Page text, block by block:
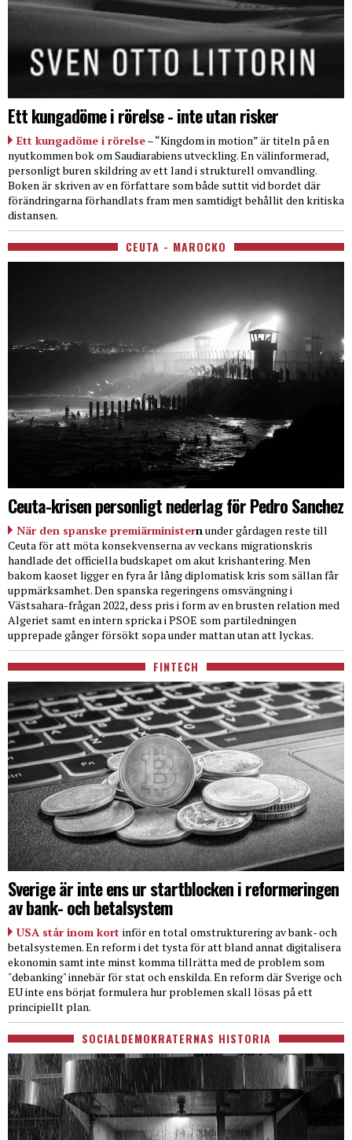
Ett kungadöme i rörelse - inte utan risker
Ett kungadöme i rörelse– “Kingdom in motion” är titeln på en
nyutkommen bok om Saudiarabiens utveckling. En välinformerad,
personligt buren skildring av ett land i strukturell omvandling.
Boken är skriven av en författare som både suttit vid bordet där
förändringarna förhandlats fram men samtidigt behållit den kritiska
distansen.
CEUTA - MAROCKO
Ceuta-krisen personligt nederlag för Pedro Sanchez
När den spanske premiärministern under gårdagen reste till
Ceuta för att möta konsekvenserna av veckans migrationskris
handlade det officiella budskapet om akut krishantering. Men
bakom kaoset ligger en fyra år lång diplomatisk kris som sällan får
uppmärksamhet. Den spanska regeringens omsvängning i
Västsahara-frågan 2022, dess pris i form av en brusten relation med
Algeriet samt en intern spricka i PSOE som partiledningen
upprepade gånger försökt sopa under mattan utan att lyckas.
FINTECH
Sverige är inte ens ur startblocken i reformeringen
av bank- och betalsystem
USA står inom kort inför en total omstrukturering av bank- och
betalsystemen. En reform i det tysta för att bland annat digitalisera
ekonomin samt inte minst komma tillrätta med de problem som
"debanking" innebär för stat och enskilda. En reform där Sverige och
EU inte ens börjat formulera hur problemen skall lösas på ett
principiellt plan.
SOCIALDEMOKRATERNAS HISTORIA